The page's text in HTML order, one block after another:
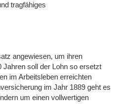
tragfähiges
angewiesen, um ihren
Jahren soll der Lohn so ersetzt
im Arbeitsleben erreichten
im Jahr 1889 geht es
um einen vollwertigen